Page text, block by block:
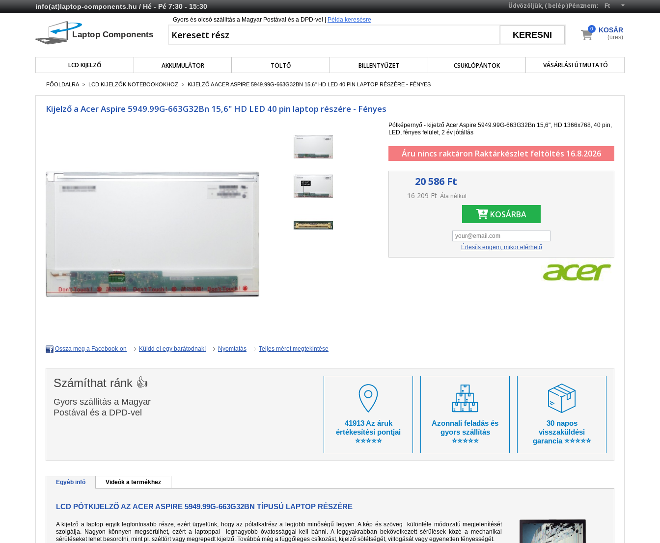
info(at)laptop-components.hu/ Hé - Pé 7:30 - 15:30 Pénznem:
Üdvözöljük, (belép)
Gyors és olcsó szállítás a Magyar Postával és a DPD-vel | Példa keresésre
LCD KIJELZŐ AKKUMULÁTOR TÖLTŐ BILLENTYŰZET CSUKLÓPÁNTOK VÁSÁRLÁSI ÚTMUTATÓ
KOSÁR
0
(üres)
FŐOLDALRA > LCD KIJELZŐK NOTEBOOKOKHOZ > KIJELZŐ A ACER ASPIRE 5949.99G-663G32BN 15,6" HD LED 40 PIN LAPTOP RÉSZÉRE - FÉNYES
Kijelző a Acer Aspire 5949.99G-663G32Bn 15,6" HD LED 40 pin laptop részére - Fényes
Pótképernyő - kijelző Acer Aspire 5949.99G-663G32Bn 15,6", HD 1366x768, 40 pin,
LED, fényes felület, 2 év jótállás
Áru nincs raktáron Raktárkészlet feltöltés 16.8.2026
20 586 Ft
16 209 Ft Áfa nélkül
KOSÁRBA
Értesíts engem, mikor elérhető
Ossza meg a Facebook-on Küldd el egy barátodnak! Nyomtatás Teljes méret megtekintése
Számíthat ránk 👍
Gyors szállítás a Magyar
Postával és a DPD-vel
41913 Az áruk
értékesítési pontjai
⭐⭐⭐⭐⭐
Azonnali feladás és
gyors szállítás
⭐⭐⭐⭐⭐
30 napos
visszaküldési
garancia ⭐⭐⭐⭐⭐
Egyéb infó Videók a termékhez
LCD PÓTKIJELZŐ AZ ACER ASPIRE 5949.99G-663G32BN TÍPUSÚ LAPTOP RÉSZÉRE
A kijelző a laptop egyik legfontosabb része, ezért ügyelünk, hogy az pótalkatrész a legjobb minőségű legyen. A kép és szöveg különféle módozatú megjelenítését
szolgálja. Nagyon könnyen megsérülhet, ezért a laptoppal legnagyobb óvatossággal kell bánni. A leggyakrabban bekövetkezett sérülések közé a mechanikai
sérüléseket lehet besorolni, mint pl. széttört vagy megrepedt kijelző. Továbbá még a függőleges csíkozást, kijelző sötétségét, villogását vagy egyenetlen fényességét.